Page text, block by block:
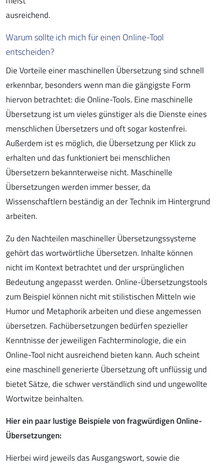
ausreichend.
Warum sollte ich mich für einen Online-Tool
entscheiden?
Die Vorteile einer maschinellen Übersetzung sind schnell
erkennbar, besonders wenn man die gängigste Form
hiervon betrachtet: die Online-Tools. Eine maschinelle
Übersetzung ist um vieles günstiger als die Dienste eines
menschlichen Übersetzers und oft sogar kostenfrei.
Außerdem ist es möglich, die Übersetzung per Klick zu
erhalten und das funktioniert bei menschlichen
Übersetzern bekannterweise nicht. Maschinelle
Übersetzungen werden immer besser, da
Wissenschaftlern beständig an der Technik im Hintergrund
arbeiten.
Zu den Nachteilen maschineller Übersetzungssysteme
gehört das wortwörtliche Übersetzen. Inhalte können
nicht im Kontext betrachtet und der ursprünglichen
Bedeutung angepasst werden. Online-Übersetzungstools
zum Beispiel können nicht mit stilistischen Mitteln wie
Humor und Metaphorik arbeiten und diese angemessen
übersetzen. Fachübersetzungen bedürfen spezieller
Kenntnisse der jeweiligen Fachterminologie, die ein
Online-Tool nicht ausreichend bieten kann. Auch scheint
eine maschinell generierte Übersetzung oft unflüssig und
bietet Sätze, die schwer verständlich sind und ungewollte
Wortwitze beinhalten.
Hier ein paar lustige Beispiele von fragwürdigen Online-
Übersetzungen:
Hierbei wird jeweils das Ausgangswort, sowie die